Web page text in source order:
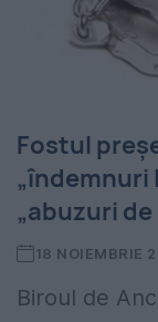
Fostul
„abuzuri
18 NOIEMBRIE
Biroul de